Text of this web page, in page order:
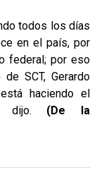
todos los días
en el país, por
federal; por eso
SCT, Gerardo
haciendo el
dijo. (De la